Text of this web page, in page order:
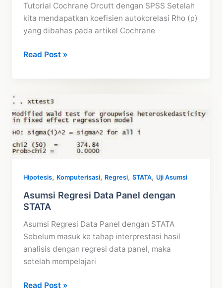
Tutorial Cochrane Orcutt dengan SPSS Setelah
kita mendapatkan koefisien autokorelasi Rho (ρ)
yang dibahas pada artikel Cochrane
Tutorial
dengan
SPSS
Read Post »
Hipotesis, Komputerisasi, Regresi,STATA, Uji Asumsi
Asumsi Regresi Data Panel dengan
STATA
Asumsi Regresi Data Panel dengan STATA
Sebelum masuk ke tahap interprestasi hasil
analisis dengan regresi data panel, maka
setelah mempelajari
Asumsi
Read Post »